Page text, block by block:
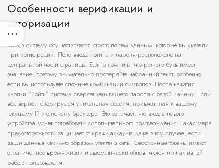
Особенности верификации и
авторизации
Вход в систему осуществляется строго по тем данным, которые вы указали
при регистрации. Поле ввода логина и пароля расположено на
центральной части страницы. Важно помнить, что регистр букв имеет
значение, поэтому внимательно проверяйте набранный текст, особенно
если вы используете сложные комбинации символов. После нажатия
кнопки “Войти” система сверяет хеш вашего пароля с базой данных. Если
все верно, генерируется уникальная сессия, привязанная к вашему
текущему IP и отпечатку браузера. Это означает, что вход с нового
устройства может потребовать дополнительного подтверждения. Такая мера
предосторожности защищает от кражи аккаунта даже в том случае, если
ваши данные каким-то образом утекли в сеть. Сессионные токены имеют
ограниченное время жизни и автоматически обновляются при активной
работе пользователя.